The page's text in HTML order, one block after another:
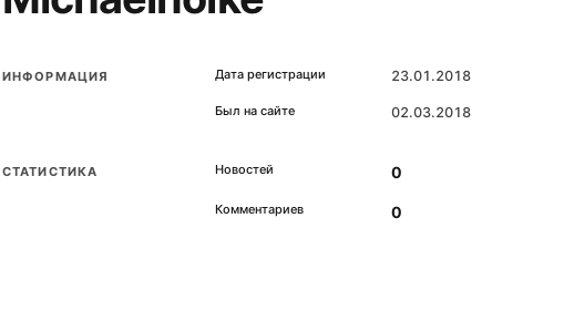
ИНФОРМАЦИЯ Дата регистрации 23.01.2018
Был на сайте 02.03.2018
СТАТИСТИКА Новостей 0
Комментариев 0